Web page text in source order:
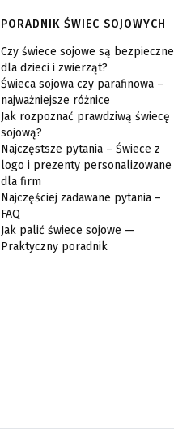
PORADNIK ŚWIEC SOJOWYCH
Czy świece sojowe są bezpieczne
dla dzieci i zwierząt?
Świeca sojowa czy parafinowa –
najważniejsze różnice
Jak rozpoznać prawdziwą świecę
sojową?
Najczęstsze pytania – Świece z
logo i prezenty personalizowane
dla firm
Najczęściej zadawane pytania –
FAQ
Jak palić świece sojowe —
Praktyczny poradnik